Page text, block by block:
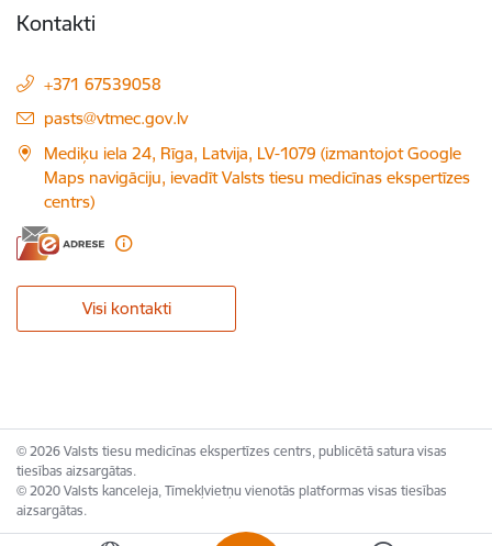
Kontakti
+371 67539058
E-pasts:
pasts@vtmec.gov.lv
Mediķu iela 24, Rīga, Latvija, LV-1079 (izmantojot Google
Maps navigāciju, ievadīt Valsts tiesu medicīnas ekspertīzes
centrs)
Visi kontakti
© 2026 Valsts tiesu medicīnas ekspertīzes centrs, publicētā satura visas
tiesības aizsargātas.
© 2020 Valsts kanceleja, Tīmekļvietņu vienotās platformas visas tiesības
aizsargātas.